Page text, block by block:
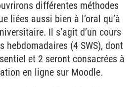
différentes méthodes
liées aussi bien à l’oral qu’à
Il s’agit d’un cours
hebdomadaires (4 SWS), dont
et 2 seront consacrées à
en ligne sur Moodle.